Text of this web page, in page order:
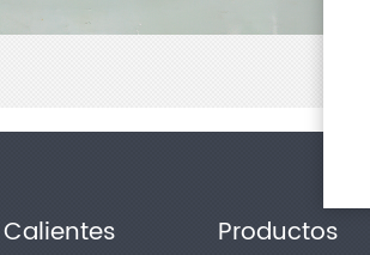
Productos